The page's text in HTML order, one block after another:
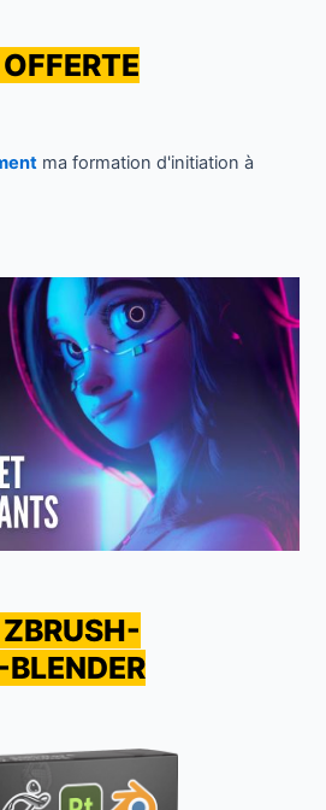
ma formation d'initiation à